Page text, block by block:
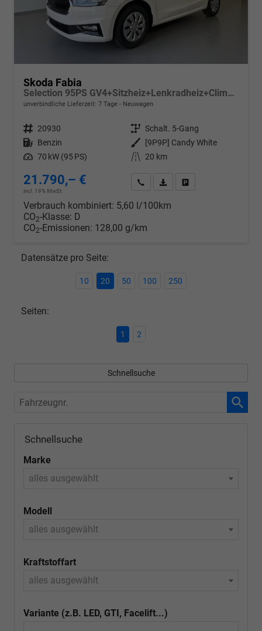
Skoda Fabia
Selection 95PS GV4+Sitzheiz+Lenkradheiz+Climatronic+Sunset+AppConnect+PDC
unverbindliche Lieferzeit: 7 Tage Neuwagen
Fahrzeugnr. 20930 Getriebe Schalt. 5-Gang
Kraftstoff Benzin Außenfarbe
[9P9P] Candy White
Leistung 70 kW (95 PS) Kilometerstand 20 km
21.790,– €
incl. 19% MwSt.
Wir rufen Sie anPDF-Datei, Fahrzeugexposé
Verbrauch kombiniert: 5,60 l/100km
CO2-Klasse: D
CO2-Emissionen: 128,00 g/km
Datensätze pro Seite:
10 20 50 100 250
Seiten:
1 2
Schnellsuche
Fahrzeugnr.
Schnellsuche
Marke
alles ausgewählt
Modell
alles ausgewählt
Kraftstoffart
alles ausgewählt
Variante (z.B. LED, GTI, Facelift...)